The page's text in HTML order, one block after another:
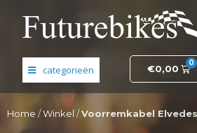
€0,00
0
Home /Winkel /Voorremkabel